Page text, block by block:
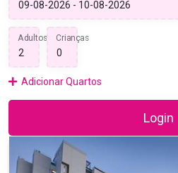
Adultos Crianças
Adicionar Quartos
Login